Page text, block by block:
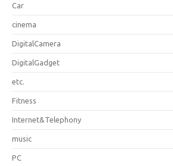
Car
cinema
DigitalCamera
DigitalGadget
etc.
Fitness
Internet&Telephony
music
PC